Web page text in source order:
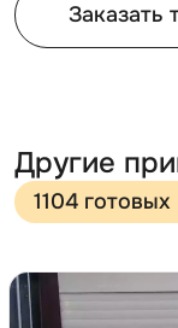
Заказать
Другие
1104